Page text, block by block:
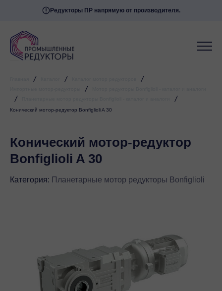
Редукторы ПР напрямую от производителя.
/ / /
/
/ /
Конический мотор-редуктор Bonfiglioli A 30
Конический мотор-редуктор
Bonfiglioli A 30
Категория: Планетарные мотор редукторы Bonfiglioli